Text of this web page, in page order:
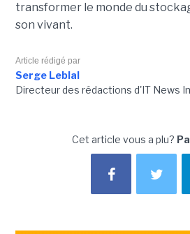
transformer le monde du
son vivant.
Article rédigé par
Serge Leblal
Directeur des rédactions d'IT News
Cet article vous a plu?